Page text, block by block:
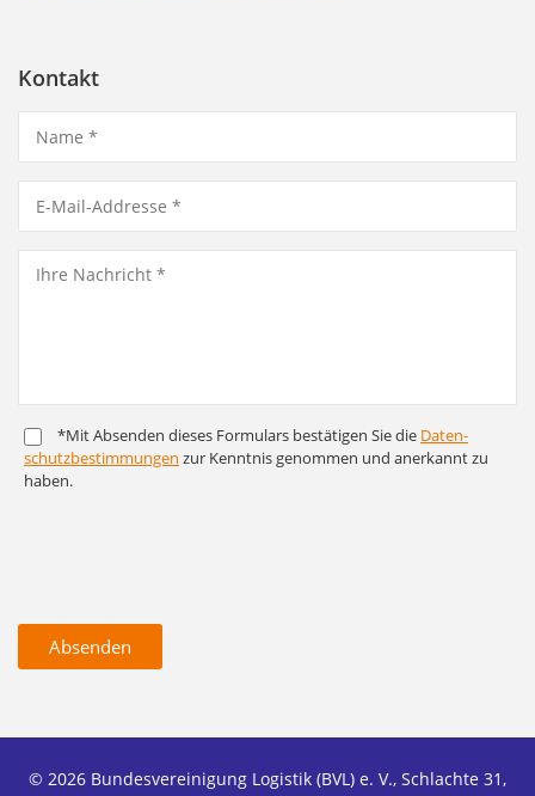
Kontakt
*Mit Absenden dieses Formulars bestätigen Sie die Daten­
schutz­bestim­mungen zur Kenntnis genommen und anerkannt zu
haben.
Absenden
© 2026 Bundesvereinigung Logistik (BVL) e. V., Schlachte 31,